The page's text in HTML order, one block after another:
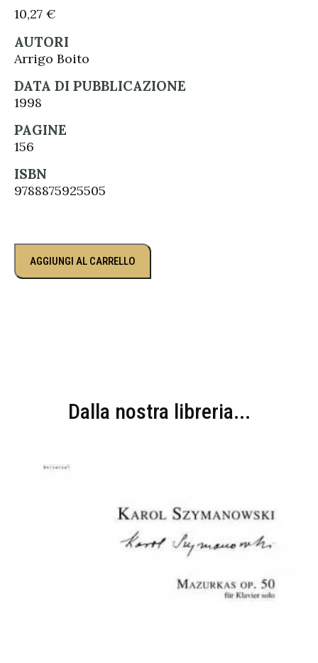
10,27 €
AUTORI
Arrigo Boito
DATA DI PUBBLICAZIONE
1998
PAGINE
156
ISBN
9788875925505
AGGIUNGI AL CARRELLO
Dalla nostra libreria...